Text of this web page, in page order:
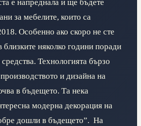
е напреднала и ще бъдете
за мебелите, които са
Особенно ако скоро не сте
близките няколко години поради
Технологията бързо
и дизайна на
в бъдещето. Та нека
модерна декорация на
дошли в бъдещето”. На